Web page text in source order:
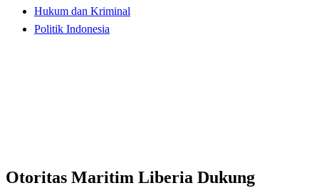
Hukum dan Kriminal
Politik Indonesia
Otoritas Maritim Liberia Dukung